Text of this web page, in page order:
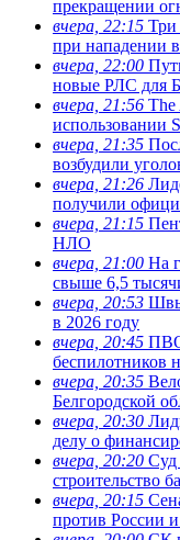
прекращении
вчера, 22:15 Три
при нападении
вчера, 22:00
новые РЛС для
вчера, 21:56 The
использовании
вчера, 21:35
возбудили
вчера, 21:26
получили
вчера, 21:15
НЛО
вчера, 21:00 На
свыше 6,5
вчера, 20:53
в 2026 году
вчера, 20:45 ПВО
беспилотников
вчера, 20:35
Белгородской
вчера, 20:30
делу о
вчера, 20:20 Суд
строительство
вчера, 20:15
против России